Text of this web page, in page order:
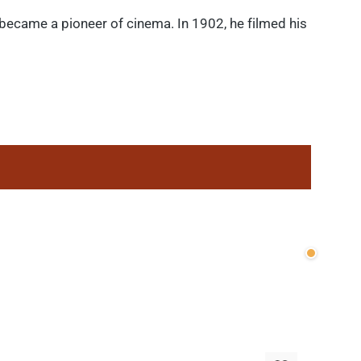
a pioneer of cinema. In 1902, he filmed his
Wenige